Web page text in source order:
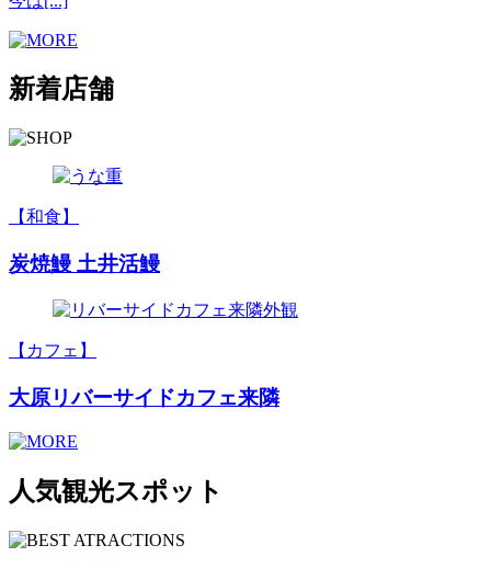
新着店舗
【和食】
炭焼鰻 土井活鰻
【カフェ】
大原リバーサイドカフェ来隣
人気観光スポット